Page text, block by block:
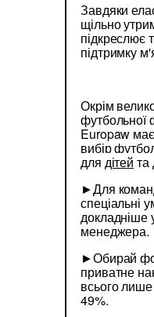
Завдяки
щільно
підкреслює
підтримку
Окрім
футбольної
Europaw
вибір
для дітей та
►Для
спеціальні
докладніше
менеджера.
►Обирай
приватне
всього
49%.